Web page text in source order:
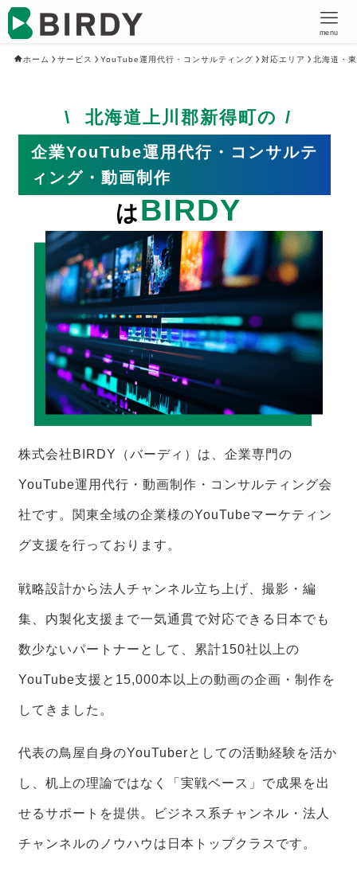
menu
ホーム サービス YouTube運用代行・コンサルティング 対応エリア 北海道・
北海道上川郡新得町の
企業YouTube運用代行・コンサルテ
ィング・動画制作
はBIRDY
株式会社BIRDY（バーディ）は、企業専門の
YouTube運用代行・動画制作・コンサルティング会
社です。関東全域の企業様のYouTubeマーケティン
グ支援を行っております。
戦略設計から法人チャンネル立ち上げ、撮影・編
集、内製化支援まで一気通貫で対応できる日本でも
数少ないパートナーとして、累計150社以上の
YouTube支援と15,000本以上の動画の企画・制作を
してきました。
代表の鳥屋自身のYouTuberとしての活動経験を活か
し、机上の理論ではなく「実戦ベース」で成果を出
せるサポートを提供。ビジネス系チャンネル・法人
チャンネルのノウハウは日本トップクラスです。